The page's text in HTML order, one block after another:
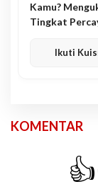
Kamu?
Tingkat
Ikuti
KOMENTAR
👍